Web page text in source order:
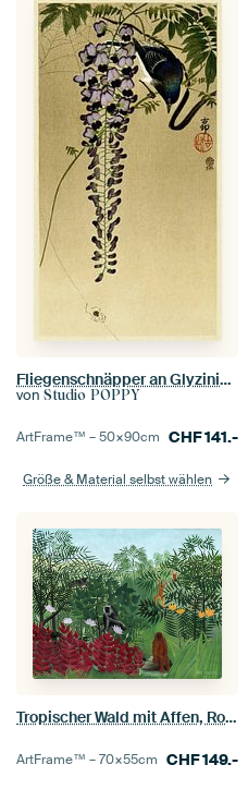
Fliegenschnäpper an Glyzinie (1900 - 1910) von Ohara Koson
von Studio POPPY
ArtFrame™ –50×90cm CHF141.-
Größe & Material selbst wählen
Tropischer Wald mit Affen, Rousseau
ArtFrame™ –70×55cm CHF149.-